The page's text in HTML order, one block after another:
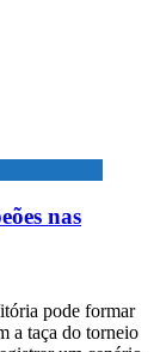
nas
pode formar
a taça do torneio